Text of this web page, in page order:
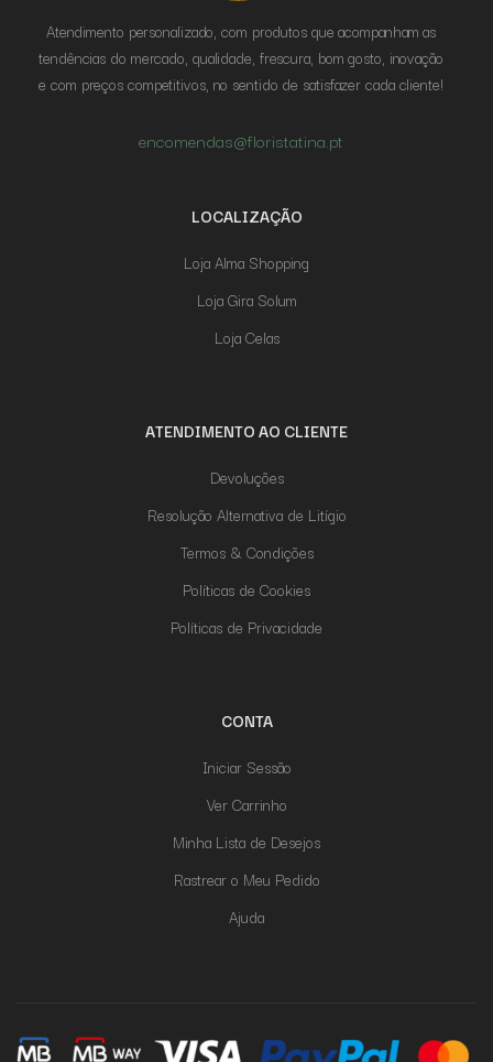
Atendimento personalizado, com produtos que acompanham as
tendências do mercado, qualidade, frescura, bom gosto, inovação
e com preços competitivos, no sentido de satisfazer cada cliente!
encomendas@floristatina.pt
LOCALIZAÇÃO
Loja Alma Shopping
Loja Gira Solum
Loja Celas
ATENDIMENTO AO CLIENTE
Devoluções
Resolução Alternativa de Litígio
Termos & Condições
Políticas de Cookies
Políticas de Privacidade
CONTA
Iniciar Sessão
Ver Carrinho
Minha Lista de Desejos
Rastrear o Meu Pedido
Ajuda